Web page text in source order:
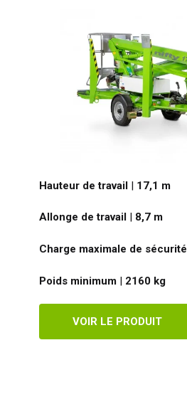
Hauteur de travail| 17,1 m
Allonge de travail 8,7 m
Charge maximale de sécurité
Poids minimum| 2160 kg
VOIR LE PRODUIT